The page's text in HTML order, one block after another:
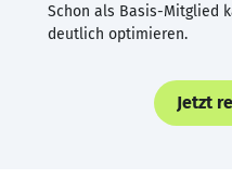
Schon als Basis-Mitglied
deutlich optimieren.
Jetzt